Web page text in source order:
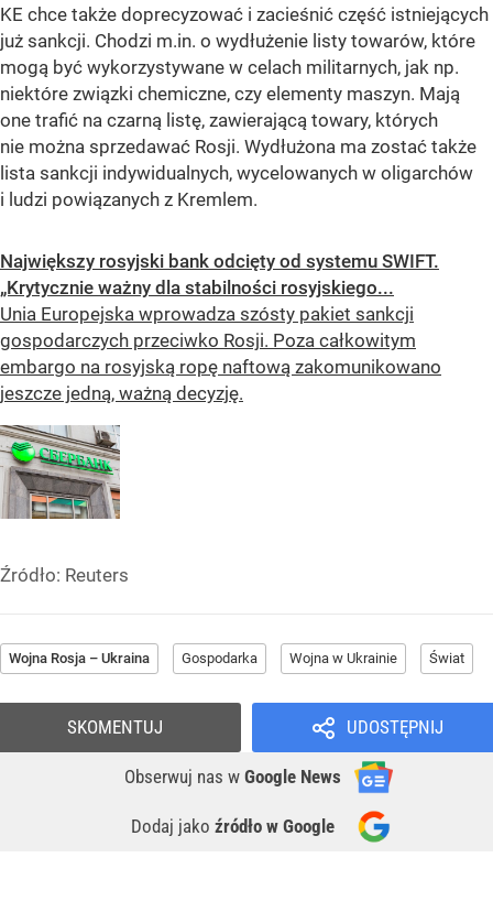
KE chce także doprecyzować i zacieśnić część istniejących
już sankcji. Chodzi m.in. o wydłużenie listy towarów, które
mogą być wykorzystywane w celach militarnych, jak np.
niektóre związki chemiczne, czy elementy maszyn. Mają
one trafić na czarną listę, zawierającą towary, których
nie można sprzedawać Rosji. Wydłużona ma zostać także
lista sankcji indywidualnych, wycelowanych w oligarchów
i ludzi powiązanych z Kremlem.
Największy rosyjski bank odcięty od systemu SWIFT.
„Krytycznie ważny dla stabilności rosyjskiego...
Unia Europejska wprowadza szósty pakiet sankcji
gospodarczych przeciwko Rosji. Poza całkowitym
embargo na rosyjską ropę naftową zakomunikowano
jeszcze jedną, ważną decyzję.
Źródło: Reuters
Wojna Rosja – Ukraina Gospodarka Wojna w Ukrainie Świat
UDOSTĘPNIJ
Obserwuj nas w Google News
Dodaj jako źródło w Google
SKOMENTUJ